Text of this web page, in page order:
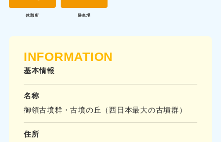
休憩所 駐車場
INFORMATION
基本情報
名称
御領古墳群・古墳の丘（西日本最大の古墳群）
住所